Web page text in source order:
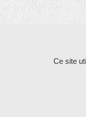
Ce site